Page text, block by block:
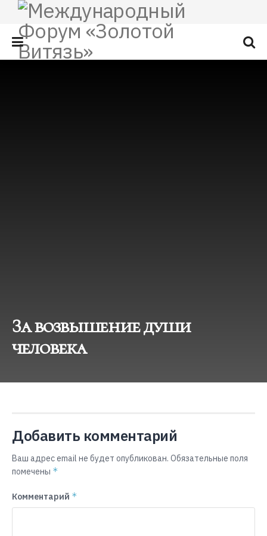
За возвышение души
человека
Добавить комментарий
Ваш адрес email не будет опубликован. Обязательные поля
помечены *
Комментарий *